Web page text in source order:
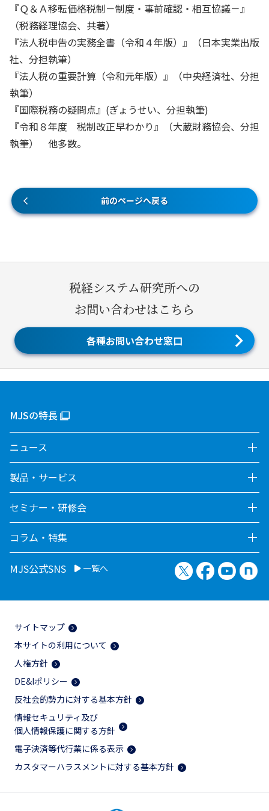
『Ｑ＆Ａ移転価格税制－制度・事前確認・相互協議－』
（税務経理協会、共著）
『法人税申告の実務全書（令和４年版）』（日本実業出版
社、分担執筆）
『法人税の重要計算（令和元年版）』（中央経済社、分担
執筆）
『国際税務の疑問点』(ぎょうせい、分担執筆)
『令和８年度 税制改正早わかり』（大蔵財務協会、分担
執筆） 他多数。
前のページへ戻る
税経システム研究所への
お問い合わせはこちら
各種お問い合わせ窓口
MJSの特長
ニュース
製品・サービス
セミナー・研修会
コラム・特集
MJS公式SNS 一覧へ X（旧Twitter）
Facebook
サイトマップ
本サイトの利用について
人権方針
DE&Iポリシー
反社会的勢力に対する基本方針
情報セキュリティ及び
個人情報保護に関する方針
電子決済等代行業に係る表示
カスタマーハラスメントに対する基本方針